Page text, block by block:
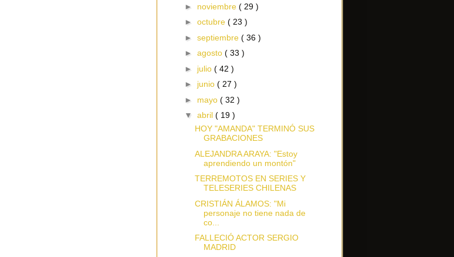
► noviembre ( 29 )
► octubre ( 23 )
► septiembre ( 36 )
► agosto ( 33 )
► julio ( 42 )
► junio ( 27 )
► mayo ( 32 )
▼ abril ( 19 )
HOY "AMANDA" TERMINÓ SUS
GRABACIONES
ALEJANDRA ARAYA: "Estoy
aprendiendo un montón"
TERREMOTOS EN SERIES Y
TELESERIES CHILENAS
CRISTIÁN ÁLAMOS: "Mi
personaje no tiene nada de
co...
FALLECIÓ ACTOR SERGIO
MADRID